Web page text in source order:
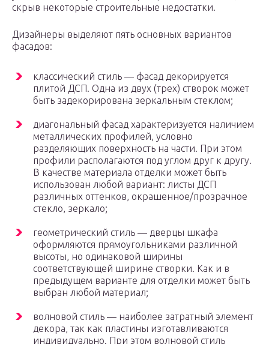
скрыв некоторые строительные недостатки.
Дизайнеры выделяют пять основных вариантов
фасадов:
классический стиль — фасад декорируется
плитой ДСП. Одна из двух (трех) створок может
быть задекорирована зеркальным стеклом;
диагональный фасад характеризуется наличием
металлических профилей, условно
разделяющих поверхность на части. При этом
профили располагаются под углом друг к другу.
В качестве материала отделки может быть
использован любой вариант: листы ДСП
различных оттенков, окрашенное/прозрачное
стекло, зеркало;
геометрический стиль — дверцы шкафа
оформляются прямоугольниками различной
высоты, но одинаковой ширины
соответствующей ширине створки. Как и в
предыдущем варианте для отделки может быть
выбран любой материал;
волновой стиль — наиболее затратный элемент
декора, так как пластины изготавливаются
индивидуально. При этом волновой стиль